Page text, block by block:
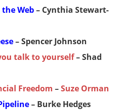
Web– Cynthia Stewart-
– Spencer Johnson
talk to yourself– Shad
Freedom –Suze Orman
– Burke Hedges